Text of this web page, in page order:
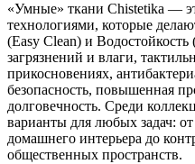
«Умные» ткани Chistetika —
технологиями, которые
(Easy Clean) и
загрязнений и влаги,
прикосновениях,
безопасность, повышенная
долговечность. Среди
варианты для любых задач:
домашнего интерьера до
общественных пространств.